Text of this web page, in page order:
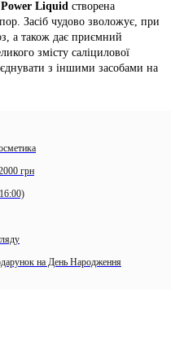
Power Liquid створена
Засіб чудово зволожує, при
а також дає приємний
змісту саліцилової
з іншими засобами на
клітини. Завдяки
екстракт кори білої верби
із запаленнями.
і вирівняти рельєф шкіри.
володіє знезаражувальними
роботи сальних
грн
на День Народження